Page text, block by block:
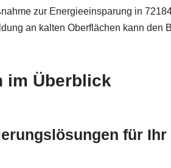
zur Energieeinsparung in
an kalten Oberflächen kann den
im Überblick
für Ihr